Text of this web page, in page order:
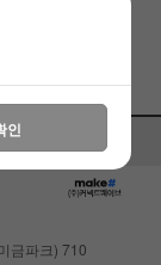
금파크) 710
인